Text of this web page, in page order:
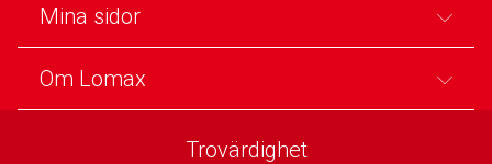
Mina sidor
Om Lomax
Trovärdighet